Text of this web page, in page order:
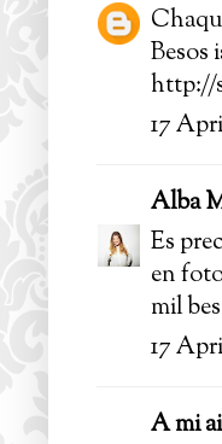
Besos
http://
17
Alba
Es
en
mil
17
A mi